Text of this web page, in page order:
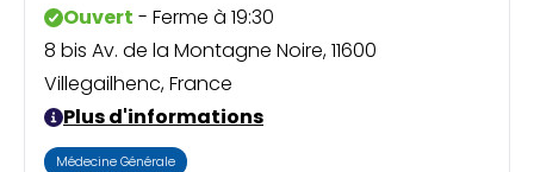
Ouvert - Ferme à 19:30
8 bis Av. de la Montagne Noire, 11600
Villegailhenc, France
Plus d'informations
Médecine Générale